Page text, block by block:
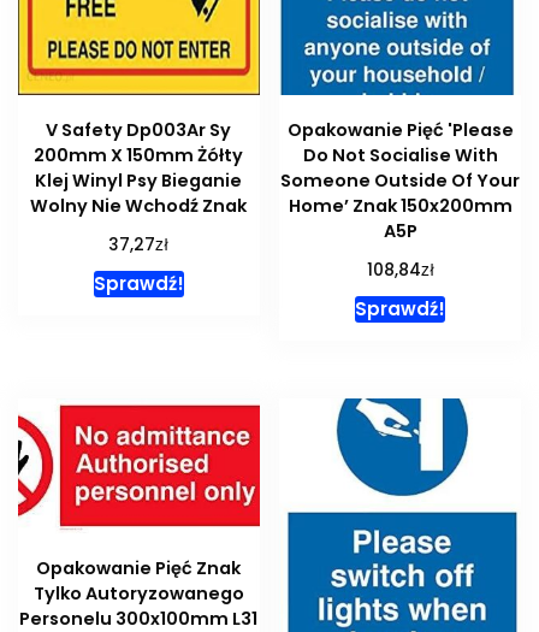
V Safety Dp003Ar Sy
200mm X 150mm Żółty
Klej Winyl Psy Bieganie
Wolny Nie Wchodź Znak
37,27zł
Sprawdź!
Opakowanie Pięć 'Please
Do Not Socialise With
Someone Outside Of Your
Home’ Znak 150x200mm
A5P
108,84zł
Sprawdź!
Opakowanie Pięć Znak
Tylko Autoryzowanego
Personelu 300x100mm L31